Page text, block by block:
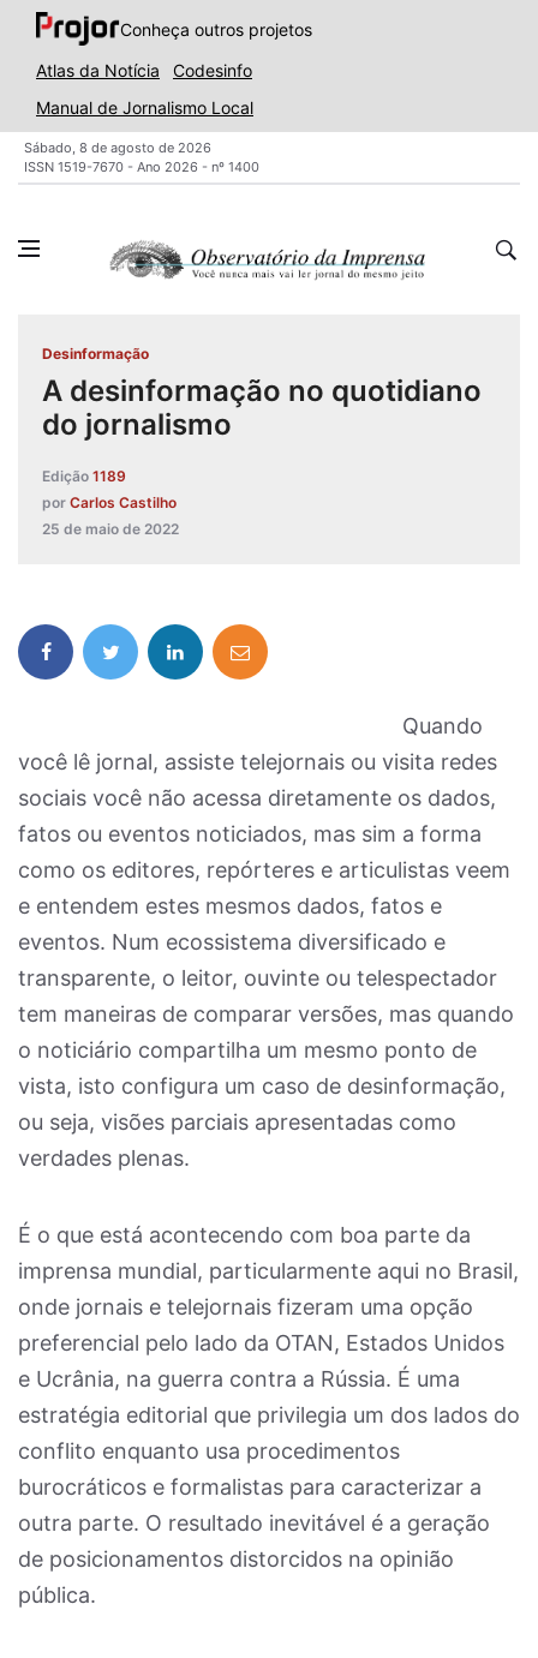
Conheça outros projetos
Atlas da Notícia
Codesinfo
Manual de Jornalismo Local
Sábado, 8 de agosto de 2026
ISSN 1519-7670 - Ano 2026 - nº 1400
Desinformação
A desinformação no quotidiano
do jornalismo
Edição 1189
por Carlos Castilho
25 de maio de 2022
Quando
você lê jornal, assiste telejornais ou visita redes
sociais você não acessa diretamente os dados,
fatos ou eventos noticiados, mas sim a forma
como os editores, repórteres e articulistas veem
e entendem estes mesmos dados, fatos e
eventos. Num ecossistema diversificado e
transparente, o leitor, ouvinte ou telespectador
tem maneiras de comparar versões, mas quando
o noticiário compartilha um mesmo ponto de
vista, isto configura um caso de desinformação,
ou seja, visões parciais apresentadas como
verdades plenas.
É o que está acontecendo com boa parte da
imprensa mundial, particularmente aqui no Brasil,
onde jornais e telejornais fizeram uma opção
preferencial pelo lado da OTAN, Estados Unidos
e Ucrânia, na guerra contra a Rússia. É uma
estratégia editorial que privilegia um dos lados do
conflito enquanto usa procedimentos
burocráticos e formalistas para caracterizar a
outra parte. O resultado inevitável é a geração
de posicionamentos distorcidos na opinião
pública.